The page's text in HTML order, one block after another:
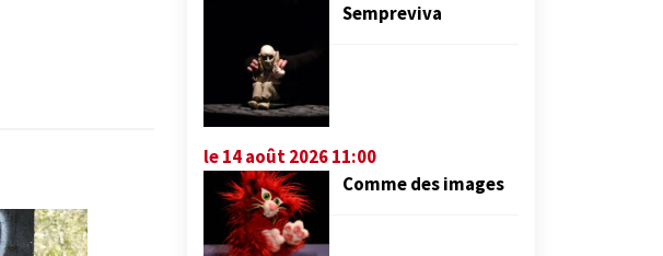
Sempreviva
le 14 août 2026 11:00
Comme des images